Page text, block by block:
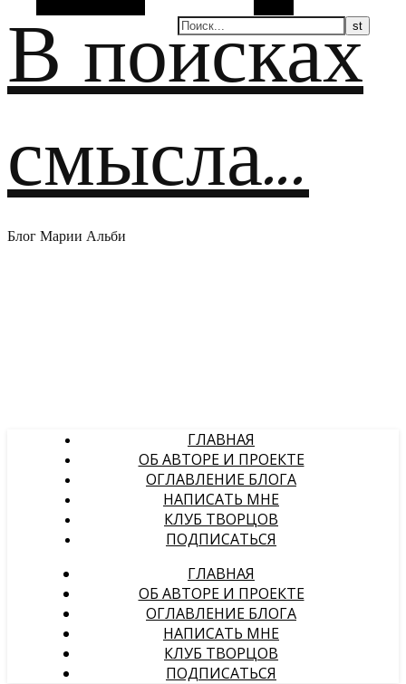
В поисках
смысла…
Блог Марии Альби
ГЛАВНАЯ
ОБ АВТОРЕ И ПРОЕКТЕ
ОГЛАВЛЕНИЕ БЛОГА
НАПИСАТЬ МНЕ
КЛУБ ТВОРЦОВ
ПОДПИСАТЬСЯ
ГЛАВНАЯ
ОБ АВТОРЕ И ПРОЕКТЕ
ОГЛАВЛЕНИЕ БЛОГА
НАПИСАТЬ МНЕ
КЛУБ ТВОРЦОВ
ПОДПИСАТЬСЯ